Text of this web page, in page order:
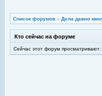
Список форумов » Дела давно
Кто сейчас на форуме
Сейчас этот форум просматривают: